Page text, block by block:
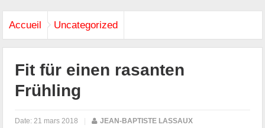
Accueil Uncategorized
Fit für einen rasanten
Frühling
Date: 21 mars 2018 | JEAN-BAPTISTE LASSAUX